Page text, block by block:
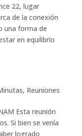
22, lugar
de la conexión
una forma de
en equilibrio
, Reuniones
Esta reunión
Si bien se venía
logrado